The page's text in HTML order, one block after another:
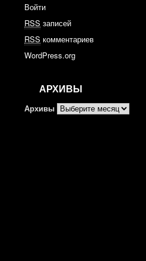
Войти
RSS записей
RSS комментариев
WordPress.org
АРХИВЫ
Архивы